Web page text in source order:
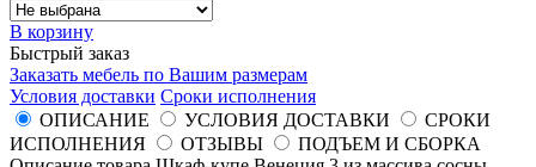
В корзину
Быстрый заказ
Заказать мебель по Вашим размерам
Условия доставки Сроки исполнения
ОПИСАНИЕ
УСЛОВИЯ ДОСТАВКИ
СРОКИ
ИСПОЛНЕНИЯ
ОТЗЫВЫ
ПОДЪЕМ И СБОРКА